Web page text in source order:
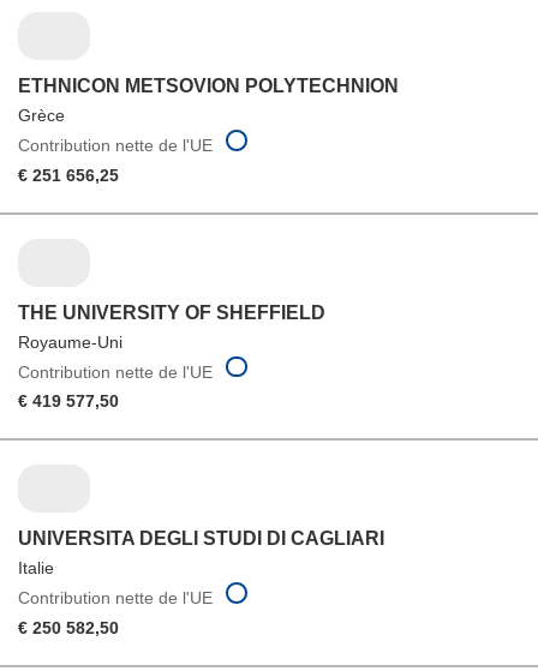
ETHNICON METSOVION POLYTECHNION
Grèce
Contribution nette de l'UE
€ 251 656,25
THE UNIVERSITY OF SHEFFIELD
Royaume-Uni
Contribution nette de l'UE
€ 419 577,50
UNIVERSITA DEGLI STUDI DI CAGLIARI
Italie
Contribution nette de l'UE
€ 250 582,50